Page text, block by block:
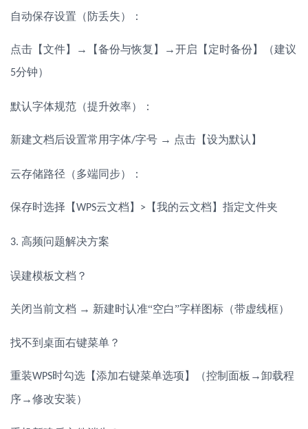
自动保存设置（防丢失）：
点击【文件】 →【备份与恢复】→开启【定时备份】（建议
5分钟）
默认字体规范（提升效率）：
新建文档后设置常用字体/字号 → 点击【设为默认】
云存储路径（多端同步）：
保存时选择【WPS云文档】 > 【我的云文档】指定文件夹
3. 高频问题解决方案
误建模板文档？
关闭当前文档 → 新建时认准“空白”字样图标（带虚线框）
找不到桌面右键菜单？
重装WPS时勾选【添加右键菜单选项】（控制面板→卸载程
序→修改安装）